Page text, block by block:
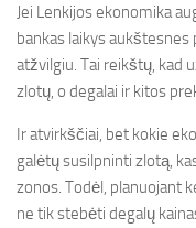
Jei Lenkijos ekonomika
bankas laikys
atžvilgiu. Tai reikštų, kad
zlotų, o degalai ir kitos
Ir atvirkščiai, bet kokie
galėtų susilpninti zlotą,
zonos. Todėl, planuojant
ne tik stebėti degalų